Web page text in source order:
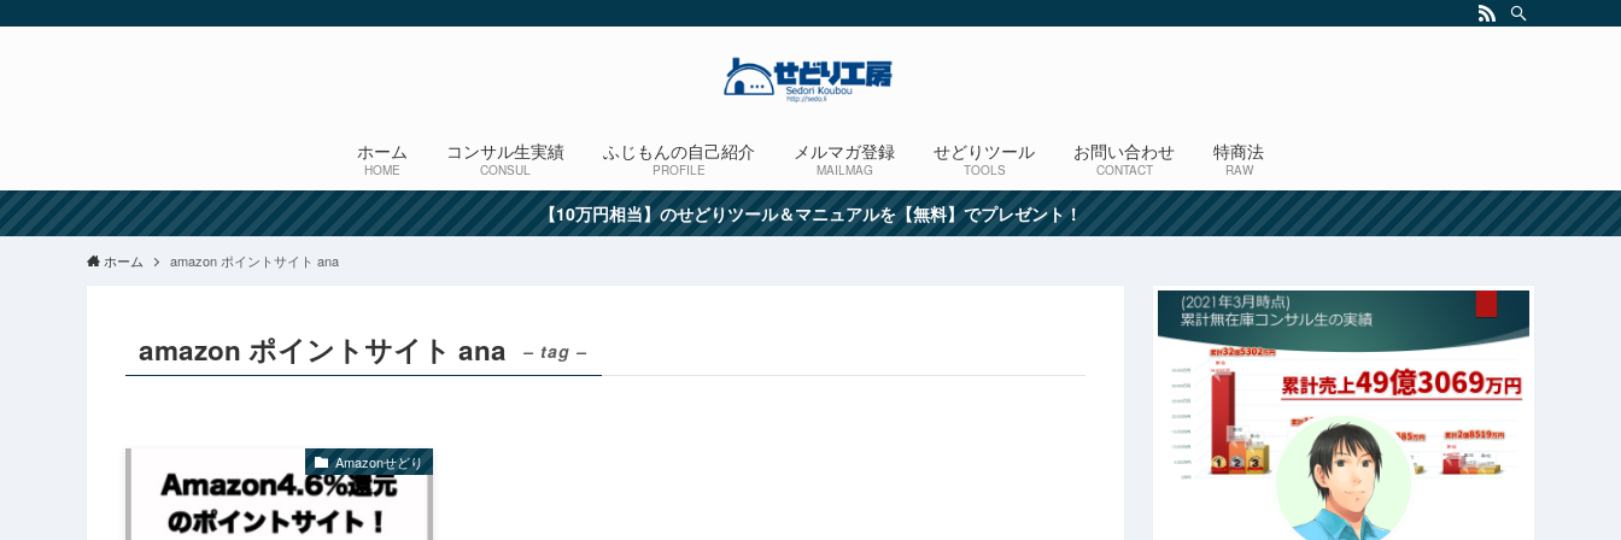
ホーム
HOME
コンサル生実績
CONSUL
ふじもんの自己紹介
PROFILE
メルマガ登録
MAILMAG
せどりツール
TOOLS
お問い合わせ
CONTACT
特商法
RAW
【10万円相当】のせどりツール＆マニュアルを【無料】でプレゼント！
ホーム amazon ポイントサイト ana
amazon ポイントサイト ana – tag –
Amazonせどり